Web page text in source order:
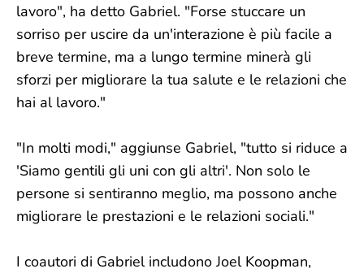
lavoro", ha detto Gabriel. "Forse stuccare un
sorriso per uscire da un'interazione è più facile a
breve termine, ma a lungo termine minerà gli
sforzi per migliorare la tua salute e le relazioni che
hai al lavoro."
"In molti modi," aggiunse Gabriel, "tutto si riduce a
'Siamo gentili gli uni con gli altri'. Non solo le
persone si sentiranno meglio, ma possono anche
migliorare le prestazioni e le relazioni sociali."
I coautori di Gabriel includono Joel Koopman,